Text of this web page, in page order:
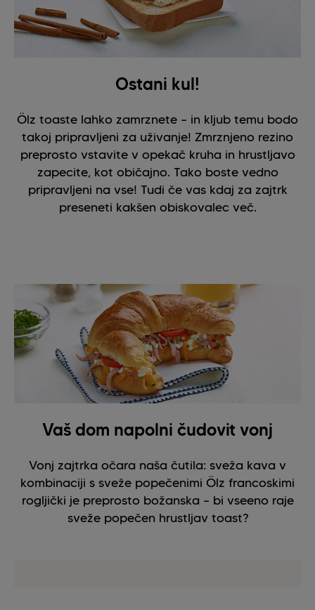
Ostani kul!
Ölz toaste lahko zamrznete – in kljub temu bodo
takoj pripravljeni za uživanje! Zmrznjeno rezino
preprosto vstavite v opekač kruha in hrustljavo
zapecite, kot običajno. Tako boste vedno
pripravljeni na vse! Tudi če vas kdaj za zajtrk
preseneti kakšen obiskovalec več.
Vaš dom napolni čudovit vonj
Vonj zajtrka očara naša čutila: sveža kava v
kombinaciji s sveže popečenimi Ölz francoskimi
rogljički je preprosto božanska – bi vseeno raje
sveže popečen hrustljav toast?